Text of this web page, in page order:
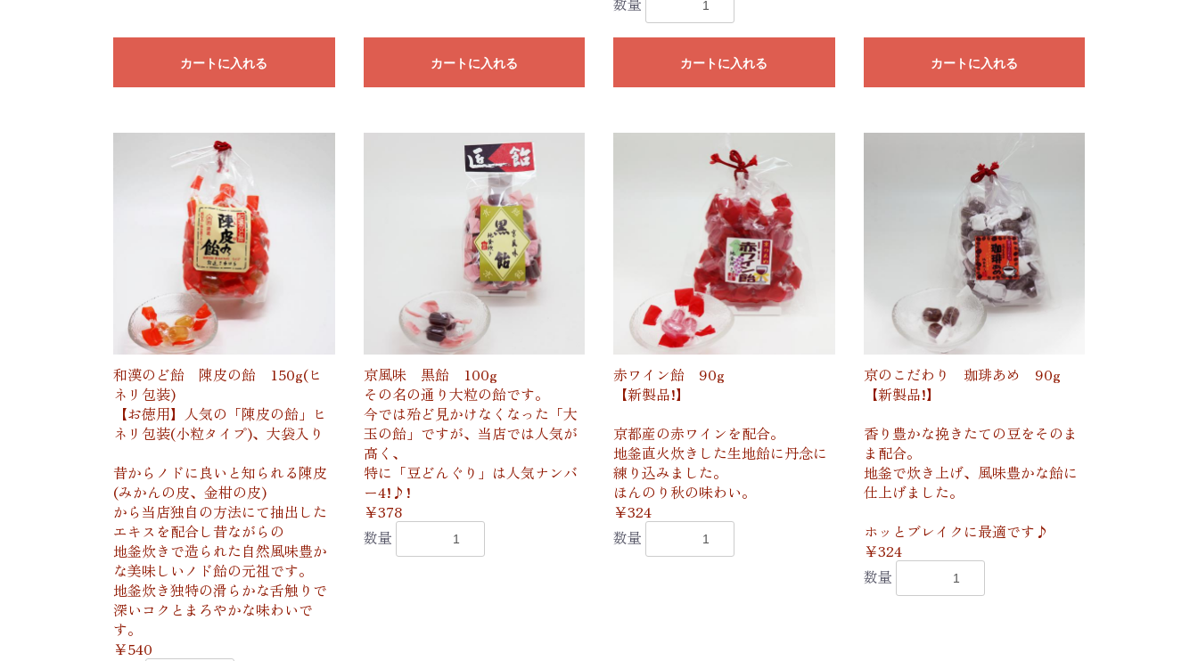
カートに入れる カートに入れる カートに入れる カートに入れる
和漢のど飴 陳皮の飴 150g(ヒ
ネリ包装)
【お徳用】人気の「陳皮の飴」ヒ
ネリ包装(小粒タイプ)、大袋入り
昔からノドに良いと知られる陳皮
(みかんの皮、金柑の皮)
から当店独自の方法にて抽出した
エキスを配合し昔ながらの
地釜炊きで造られた自然風味豊か
な美味しいノド飴の元祖です。
地釜炊き独特の滑らかな舌触りで
深いコクとまろやかな味わいで
す。
￥540
京風味 黒飴 100g
その名の通り大粒の飴です。
今では殆ど見かけなくなった「大
玉の飴」ですが、当店では人気が
高く、
特に「豆どんぐり」は人気ナンバ
ー4!♪!
￥378
数量
赤ワイン飴 90g
【新製品!】
京都産の赤ワインを配合。
地釜直火炊きした生地飴に丹念に
練り込みました。
ほんのり秋の味わい。
￥324
数量
京のこだわり 珈琲あめ 90g
【新製品!】
香り豊かな挽きたての豆をそのま
ま配合。
地釜で炊き上げ、風味豊かな飴に
仕上げました。
ホッとブレイクに最適です♪
￥324
数量